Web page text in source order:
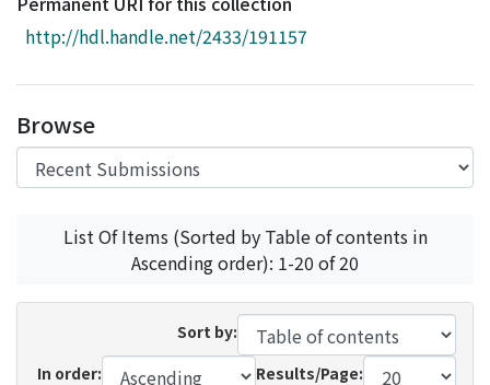
Download Ranking
Access Statistics
http://hdl.handle.net/2433/191157
Browse
List Of Items (Sorted by Table of contents in
Ascending order): 1-20 of 20
Sort by:
In order:
Results/Page: